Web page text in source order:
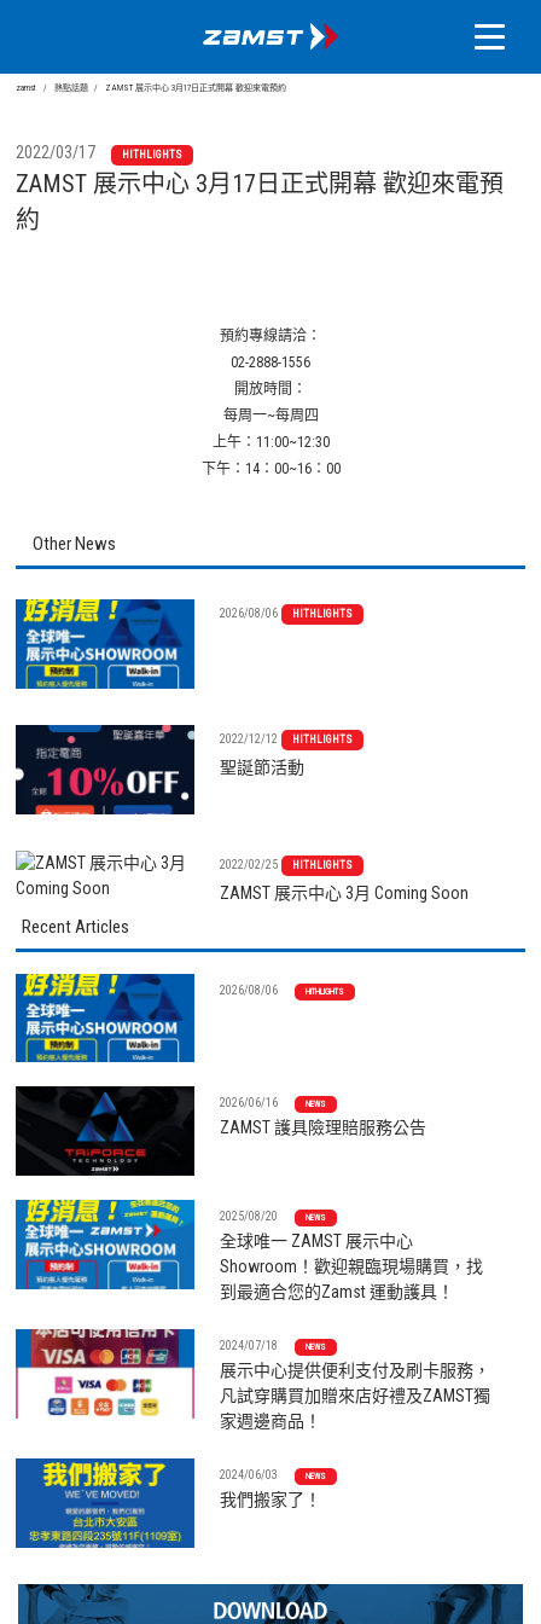
zamst 熱點話題 ZAMST 展示中心 3月17日正式開幕 歡迎來電預約
2022/03/17 HITHLIGHTS
ZAMST 展示中心 3月17日正式開幕 歡迎來電預
約
預約專線請洽：
02-2888-1556
開放時間：
每周一~每周四
上午：11:00~12:30
下午：14：00~16：00
Other News
2026/08/06 HITHLIGHTS
2022/12/12 HITHLIGHTS
聖誕節活動
2022/02/25 HITHLIGHTS
ZAMST 展示中心 3月 Coming Soon
Recent Articles
2026/08/06 HITHLIGHTS
2026/06/16 NEWS
ZAMST 護具險理賠服務公告
2025/08/20 NEWS
全球唯一 ZAMST 展示中心
Showroom！歡迎親臨現場購買，找
到最適合您的Zamst 運動護具！
2024/07/18 NEWS
展示中心提供便利支付及刷卡服務，
凡試穿購買加贈來店好禮及ZAMST獨
家週邊商品！
2024/06/03 NEWS
我們搬家了！